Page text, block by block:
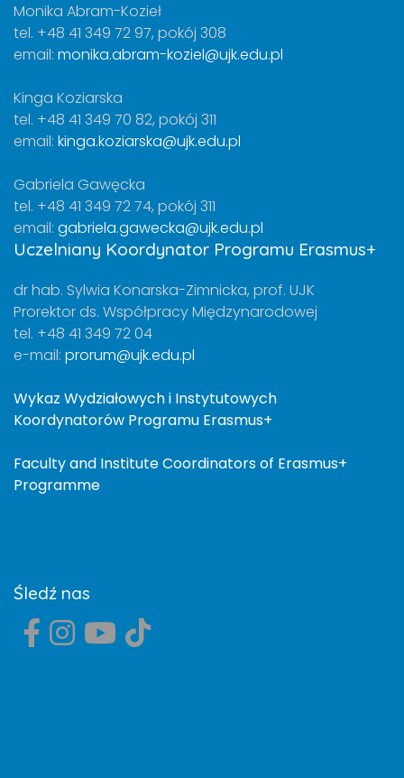
Monika Abram-Kozieł
tel. +48 41 349 72 97, pokój 308
email: monika.abram-koziel@ujk.edu.pl
Kinga Koziarska
tel. +48 41 349 70 82, pokój 311
email: kinga.koziarska@ujk.edu.pl
Gabriela Gawęcka
tel. +48 41 349 72 74, pokój 311
email: gabriela.gawecka@ujk.edu.pl
Uczelniany Koordynator Programu Erasmus+
dr hab. Sylwia Konarska-Zimnicka, prof. UJK
Prorektor ds. Współpracy Międzynarodowej
tel. +48 41 349 72 04
e-mail: prorum@ujk.edu.pl
Wykaz Wydziałowych i Instytutowych
Koordynatorów Programu Erasmus+
Faculty and Institute Coordinators of Erasmus+
Programme
Śledź nas